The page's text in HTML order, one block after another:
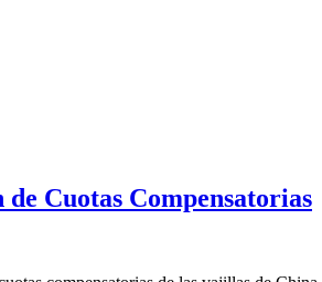
Cuotas Compensatorias